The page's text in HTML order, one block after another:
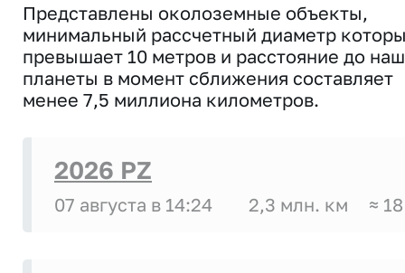
Представлены околоземные объекты,
минимальный рассчетный диаметр
превышает 10 метров и расстояние до
планеты в момент сближения составляет
менее 7,5 миллиона километров.
2026 PZ
07 августа в 14:24 2,3 млн. км ≈